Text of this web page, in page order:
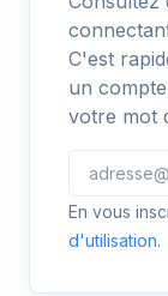
C'est
un
votre mot
En vous
d'utilisation.